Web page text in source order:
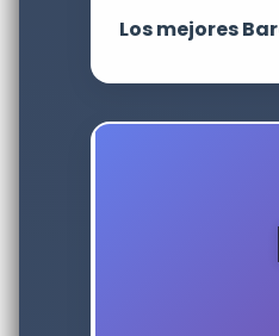
Los mejores